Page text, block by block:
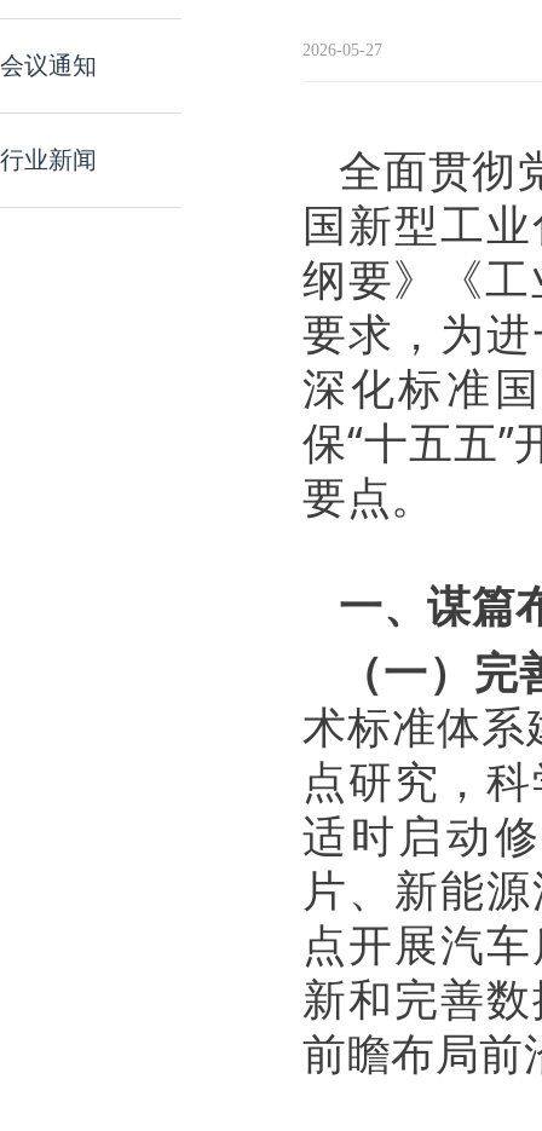
会议通知
行业新闻
2026-05-27
全面贯彻
国新型工
纲要》《
要求，为
深化标准
保“十五五
要点。
一、谋篇
（一）
术标准体系
点研究，
适时启动
片、新能
点开展汽
新和完善
前瞻布局前